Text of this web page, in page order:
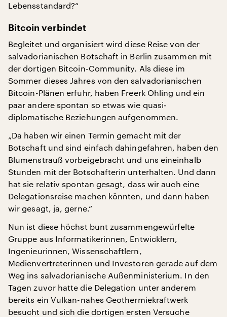
Lebensstandard?“
Bitcoin verbindet
Begleitet und organisiert wird diese Reise von der
salvadorianischen Botschaft in Berlin zusammen mit
der dortigen Bitcoin-Community. Als diese im
Sommer dieses Jahres von den salvadorianischen
Bitcoin-Plänen erfuhr, haben Freerk Ohling und ein
paar andere spontan so etwas wie quasi-
diplomatische Beziehungen aufgenommen.
„Da haben wir einen Termin gemacht mit der
Botschaft und sind einfach dahingefahren, haben den
Blumenstrauß vorbeigebracht und uns eineinhalb
Stunden mit der Botschafterin unterhalten. Und dann
hat sie relativ spontan gesagt, dass wir auch eine
Delegationsreise machen könnten, und dann haben
wir gesagt, ja, gerne.“
Nun ist diese höchst bunt zusammengewürfelte
Gruppe aus Informatikerinnen, Entwicklern,
Ingenieurinnen, Wissenschaftlern,
Medienvertreterinnen und Investoren gerade auf dem
Weg ins salvadorianische Außenministerium. In den
Tagen zuvor hatte die Delegation unter anderem
bereits ein Vulkan-nahes Geothermiekraftwerk
besucht und sich die dortigen ersten Versuche